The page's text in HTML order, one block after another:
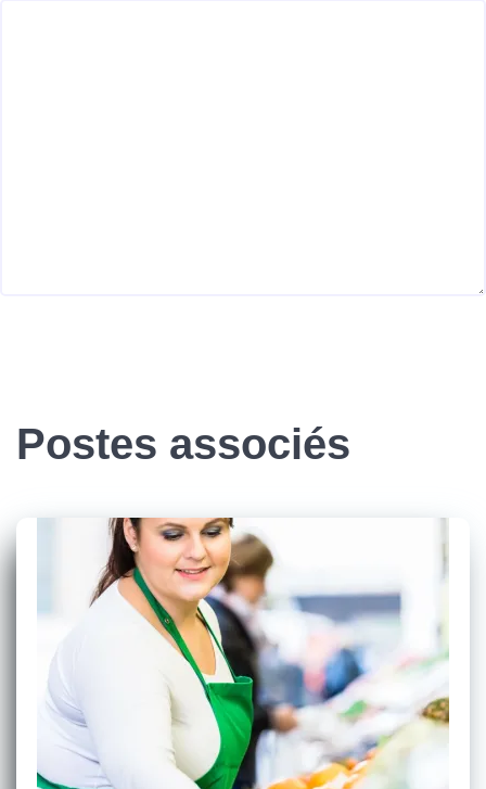
Postes associés